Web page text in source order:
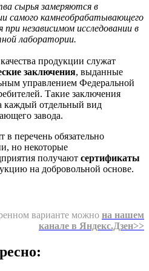
сырья замеряются в
самого камнеобрабатывающего
независимом исследовании в
лаборатории.
продукции служат
заключения, выданные
управлением Федеральной
Такие заключения
каждый отдельный вид
завода.
в перечень обязательно
но некоторые
получают сертификаты
на добровольной основе.
варианте можно на нашем
канале в Яндекс.Дзен>>